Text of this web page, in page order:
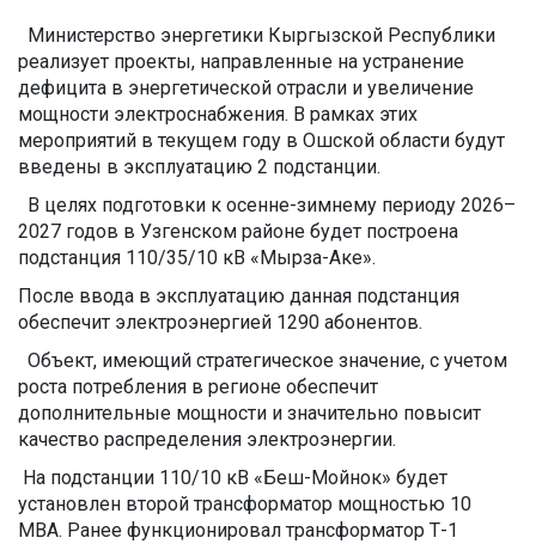
Министерство энергетики Кыргызской Республики
реализует проекты, направленные на устранение
дефицита в энергетической отрасли и увеличение
мощности электроснабжения. В рамках этих
мероприятий в текущем году в Ошской области будут
введены в эксплуатацию 2 подстанции.
В целях подготовки к осенне-зимнему периоду 2026–
2027 годов в Узгенском районе будет построена
подстанция 110/35/10 кВ «Мырза-Аке».
После ввода в эксплуатацию данная подстанция
обеспечит электроэнергией 1290 абонентов.
Объект, имеющий стратегическое значение, с учетом
роста потребления в регионе обеспечит
дополнительные мощности и значительно повысит
качество распределения электроэнергии.
На подстанции 110/10 кВ «Беш-Мойнок» будет
установлен второй трансформатор мощностью 10
МВА. Ранее функционировал трансформатор Т-1